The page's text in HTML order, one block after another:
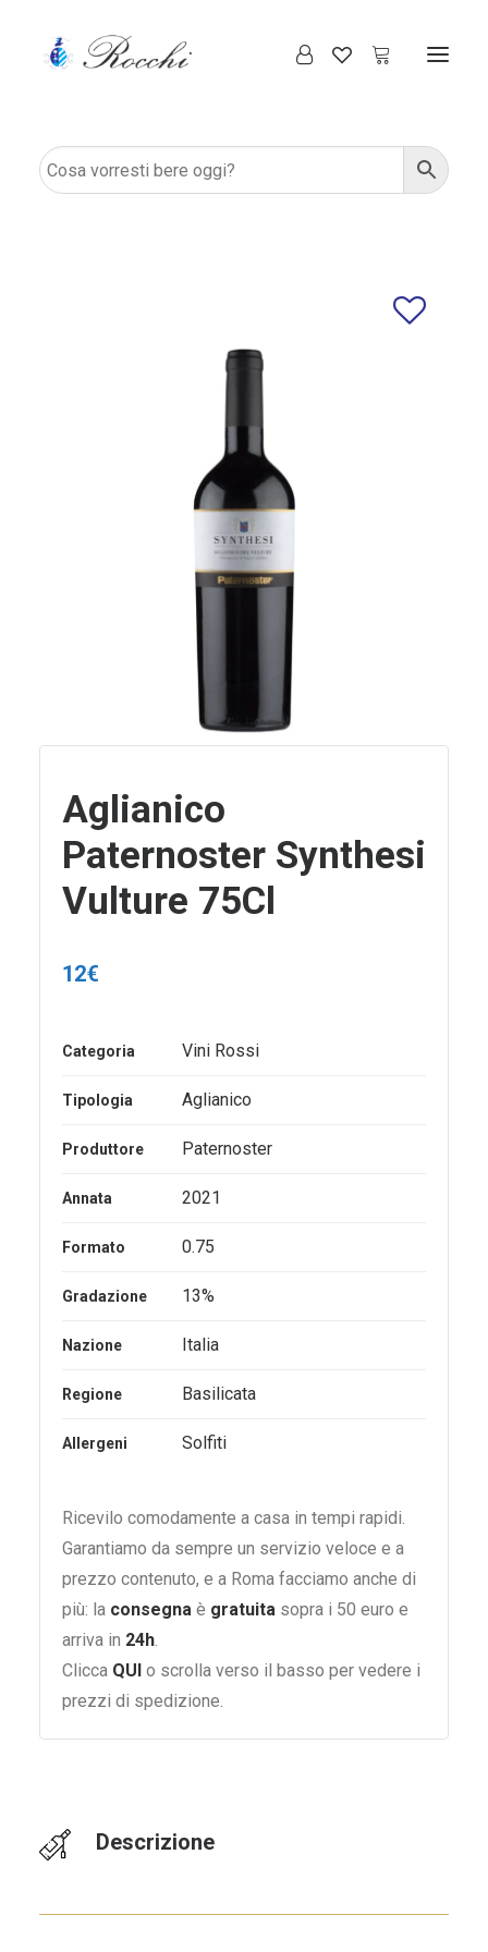
Aglianico
Paternoster Synthesi
Vulture 75Cl
12€
Categoria Vini Rossi
Tipologia Aglianico
Produttore Paternoster
Annata 2021
Formato 0.75
Gradazione 13%
Nazione Italia
Regione Basilicata
Allergeni Solfiti
Ricevilo comodamente a casa in tempi rapidi.
Garantiamo da sempre un servizio veloce e a
prezzo contenuto, e a Roma facciamo anche di
più: la consegna è gratuita sopra i 50 euro e
arriva in 24h.
Clicca QUI o scrolla verso il basso per vedere i
prezzi di spedizione.
Descrizione